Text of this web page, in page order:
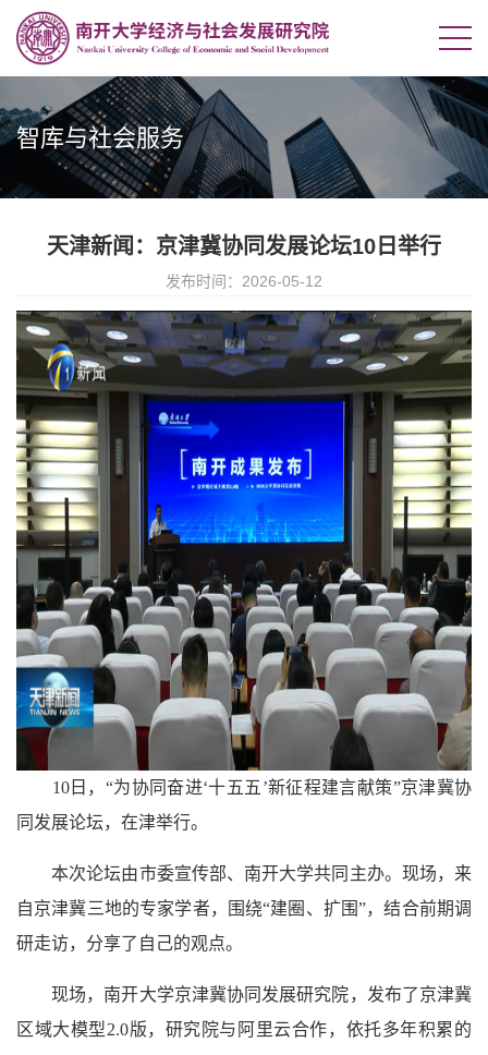
智库与社会服务
天津新闻：京津冀协同发展论坛10日举行
发布时间：2026-05-12
10日，“为协同奋进‘十五五’新征程建言献策”京津冀协
同发展论坛，在津举行。
本次论坛由市委宣传部、南开大学共同主办。现场，来
自京津冀三地的专家学者，围绕“建圈、扩围”，结合前期调
研走访，分享了自己的观点。
现场，南开大学京津冀协同发展研究院，发布了京津冀
区域大模型2.0版，研究院与阿里云合作，依托多年积累的